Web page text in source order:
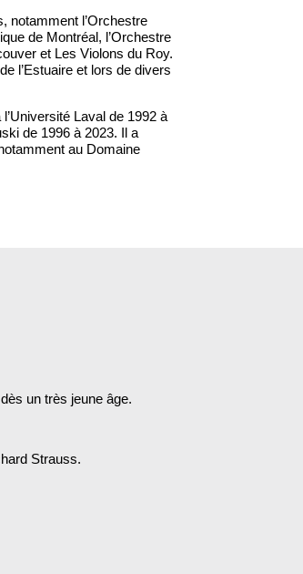
notamment l’Orchestre
de Montréal, l’Orchestre
et Les Violons du Roy.
l’Estuaire et lors de divers
Laval de 1992 à
de 1996 à 2023. Il a
au Domaine
un très jeune âge.
Strauss.